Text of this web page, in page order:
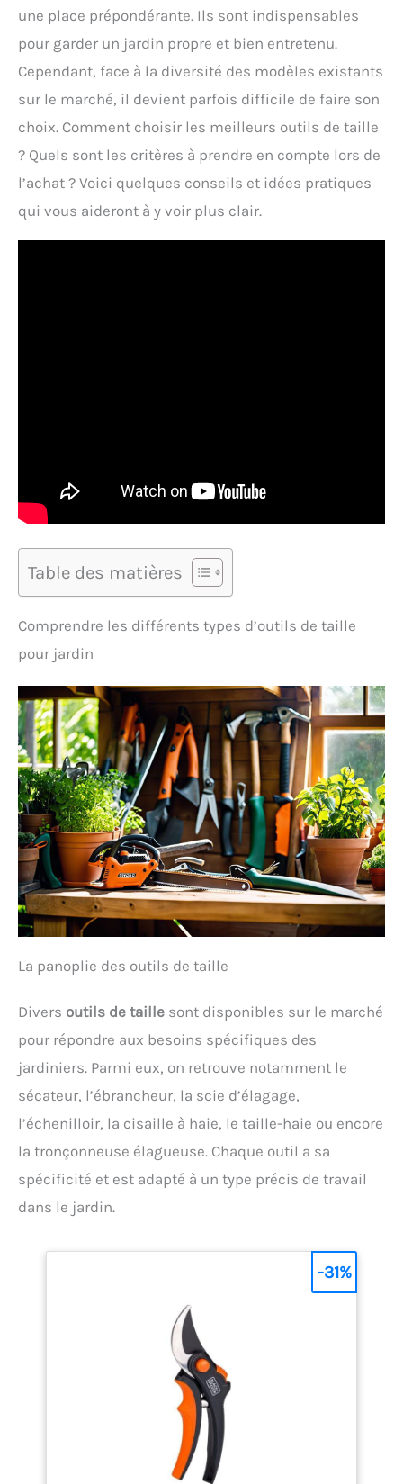
une place prépondérante. Ils sont indispensables
pour garder un jardin propre et bien entretenu.
Cependant, face à la diversité des modèles existants
sur le marché, il devient parfois difficile de faire son
choix. Comment choisir les meilleurs outils de taille
? Quels sont les critères à prendre en compte lors de
l’achat ? Voici quelques conseils et idées pratiques
qui vous aideront à y voir plus clair.
Table des matières
Comprendre les différents types d’outils de taille
pour jardin
La panoplie des outils de taille
Divers outils de taille sont disponibles sur le marché
pour répondre aux besoins spécifiques des
jardiniers. Parmi eux, on retrouve notamment le
sécateur, l’ébrancheur, la scie d’élagage,
l’échenilloir, la cisaille à haie, le taille-haie ou encore
la tronçonneuse élagueuse. Chaque outil a sa
spécificité et est adapté à un type précis de travail
dans le jardin.
-31%